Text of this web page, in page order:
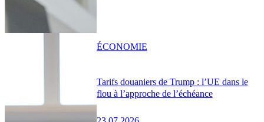
Tarifs douaniers de Trump : l’UE dans le
flou à l’approche de l’échéance
ÉCONOMIE